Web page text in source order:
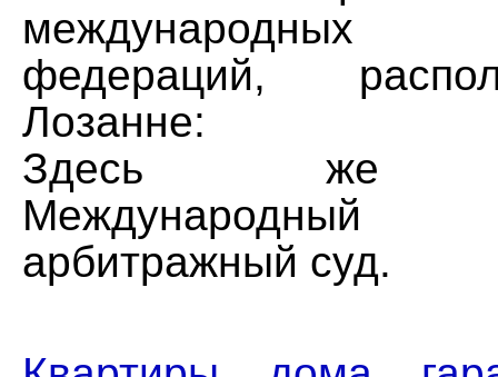
международных
федераций,
Лозанне:
Здесь же
Международный
арбитражный суд.